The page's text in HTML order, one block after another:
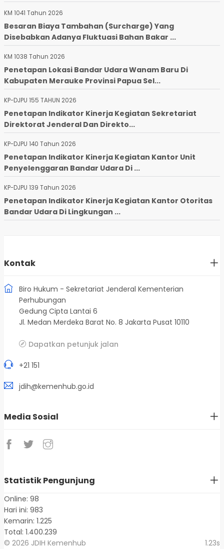
KM 1041 Tahun 2026
Besaran Biaya Tambahan (Surcharge) Yang
Disebabkan Adanya Fluktuasi Bahan Bakar ...
KM 1038 Tahun 2026
Penetapan Lokasi Bandar Udara Wanam Baru Di
Kabupaten Merauke Provinsi Papua Sel...
KP-DJPU 155 TAHUN 2026
Penetapan Indikator Kinerja Kegiatan Sekretariat
Direktorat Jenderal Dan Direkto...
KP-DJPU 140 Tahun 2026
Penetapan Indikator Kinerja Kegiatan Kantor Unit
Penyelenggaran Bandar Udara Di ...
KP-DJPU 139 Tahun 2026
Penetapan Indikator Kinerja Kegiatan Kantor Otoritas
Bandar Udara Di Lingkungan ...
Kontak
Biro Hukum - Sekretariat Jenderal Kementerian
Perhubungan
Gedung Cipta Lantai 6
Jl. Medan Merdeka Barat No. 8 Jakarta Pusat 10110
Dapatkan petunjuk jalan
+21 151
jdih@kemenhub.go.id
Media Sosial
Statistik Pengunjung
Online: 98
Hari ini: 983
Kemarin: 1.225
Total: 1.400.239
© 2026 JDIH Kemenhub
1.23s